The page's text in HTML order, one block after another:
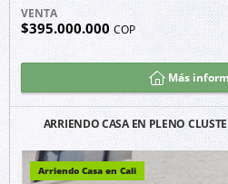
VENTA
$395.000.000COP
Más
ARRIENDO CASA EN PLENO
Arriendo Casa en Cali